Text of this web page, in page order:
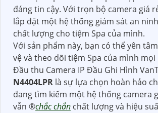
đáng tin cậy. Với trọn bộ camera giá
lắp đặt một hệ thống giám sát an
chất lượng cho tiệm Spa của mình.
Với sản phẩm này, bạn có thể yên
vệ và theo dõi tiệm Spa của mình
Đầu thu Camera IP Đầu Ghi Hình
N4404LPR là sự lựa chọn hoàn hảo
đang tìm kiếm một hệ thống camera
vẫn ®️chắc chắn chất lượng và hiệu